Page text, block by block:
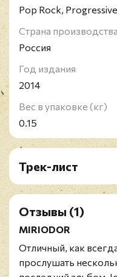
Pop Rock,
Страна производства
Россия
Год издания
2014
Вес в упаковке (кг)
0.15
Трек-лист
1. Valkyrie
2. Gravitas
3. The Closer I Get To
4. Nyctophobia
6. Heaven Help Me
7. I Would Die For You
Отзывы (1)
MIRIODOR
Отличный, как
прослушать